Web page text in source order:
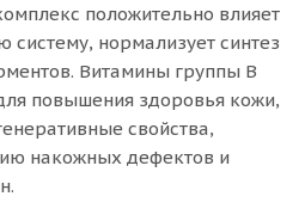
положительно влияет
систему, нормализует синтез
Витамины группы B
повышения здоровья кожи,
свойства,
накожных дефектов и